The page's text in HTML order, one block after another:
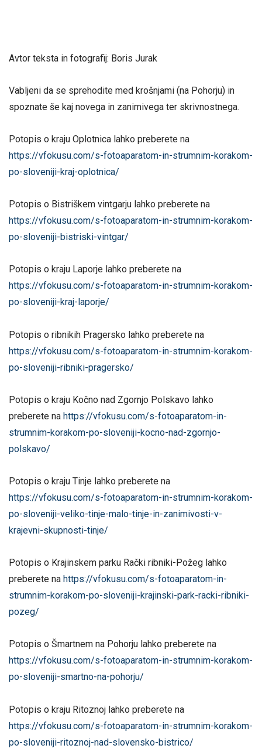
Avtor teksta in fotografij: Boris Jurak
Vabljeni da se sprehodite med krošnjami (na Pohorju) in
spoznate še kaj novega in zanimivega ter skrivnostnega.
Potopis o kraju Oplotnica lahko preberete na
https://vfokusu.com/s-fotoaparatom-in-strumnim-korakom-
po-sloveniji-kraj-oplotnica/
Potopis o Bistriškem vintgarju lahko preberete na
https://vfokusu.com/s-fotoaparatom-in-strumnim-korakom-
po-sloveniji-bistriski-vintgar/
Potopis o kraju Laporje lahko preberete na
https://vfokusu.com/s-fotoaparatom-in-strumnim-korakom-
po-sloveniji-kraj-laporje/
Potopis o ribnikih Pragersko lahko preberete na
https://vfokusu.com/s-fotoaparatom-in-strumnim-korakom-
po-sloveniji-ribniki-pragersko/
Potopis o kraju Kočno nad Zgornjo Polskavo lahko
preberete na https://vfokusu.com/s-fotoaparatom-in-
strumnim-korakom-po-sloveniji-kocno-nad-zgornjo-
polskavo/
Potopis o kraju Tinje lahko preberete na
https://vfokusu.com/s-fotoaparatom-in-strumnim-korakom-
po-sloveniji-veliko-tinje-malo-tinje-in-zanimivosti-v-
krajevni-skupnosti-tinje/
Potopis o Krajinskem parku Rački ribniki-Požeg lahko
preberete na https://vfokusu.com/s-fotoaparatom-in-
strumnim-korakom-po-sloveniji-krajinski-park-racki-ribniki-
pozeg/
Potopis o Šmartnem na Pohorju lahko preberete na
https://vfokusu.com/s-fotoaparatom-in-strumnim-korakom-
po-sloveniji-smartno-na-pohorju/
Potopis o kraju Ritoznoj lahko preberete na
https://vfokusu.com/s-fotoaparatom-in-strumnim-korakom-
po-sloveniji-ritoznoj-nad-slovensko-bistrico/